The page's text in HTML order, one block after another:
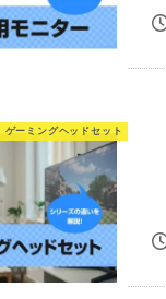
ゲーミングヘッドセット